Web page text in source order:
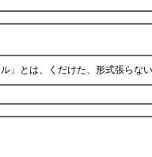
」とは、くだけた、形式張らな